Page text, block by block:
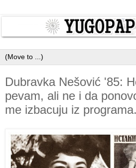
Dubravka Nešović '85:
pevam, ali ne i da
me izbacuju iz